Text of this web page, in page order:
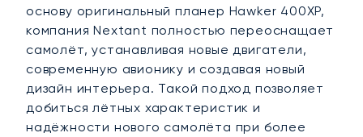
основу оригинальный планер Hawker 400XP,
компания Nextant полностью переоснащает
самолёт, устанавливая новые двигатели,
современную авионику и создавая новый
дизайн интерьера. Такой подход позволяет
добиться лётных характеристик и
надёжности нового самолёта при более